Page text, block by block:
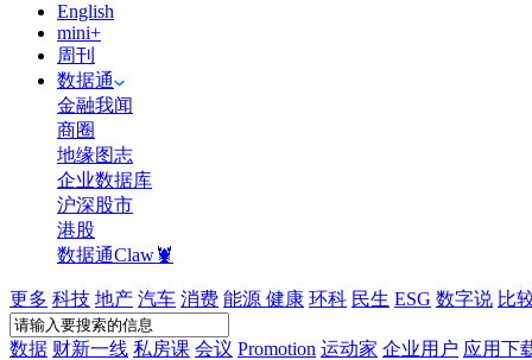
English
mini+
周刊
数据通
金融我闻
商圈
地缘图志
企业数据库
沪深股市
港股
数据通Claw🦞
更多 科技 地产 汽车 消费 能源 健康 环科 民生 ESG 数字说 比
数据 财新一线 私房课 会议 Promotion 运动家 企业用户 应用下